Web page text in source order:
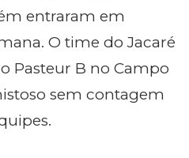
entraram em
O time do Jacaré
Pasteur B no Campo
sem contagem